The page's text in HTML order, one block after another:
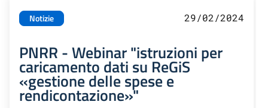
Notizie 29/02/2024
PNRR - Webinar "istruzioni per
caricamento dati su ReGiS
«gestione delle spese e
rendicontazione»"